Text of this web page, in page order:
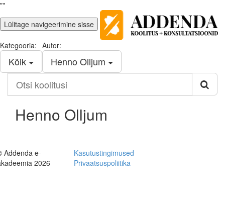
""
Lülitage navigeerimine sisse
Kategooria:
Kõik
Autor:
Henno Olljum
koolitusi
Henno Olljum
Addenda e-
2026
Kasutustingimused
Privaatsuspoliitika